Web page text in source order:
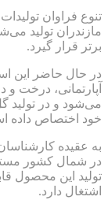
تنوع فراوان
مازندران تولید
برتر قرار گیرد.
در حال حاضر این
آپارتمانی، درخت
می‌شود و در تولید
خود اختصاص داده
به عقیده
در شمال کشور
تولید این محصول
اشتغال دارد.